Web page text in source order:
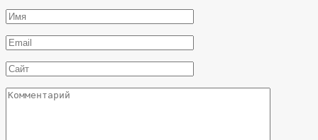
Имя
*
Email
*
Сайт
Комментарий